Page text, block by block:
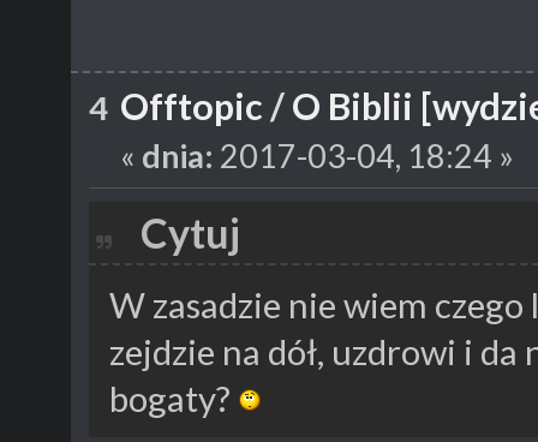
4 Offtopic /O Biblii
« dnia: 2017-03-04, 18:24 »
Cytuj
W zasadzie nie wiem
zejdzie na dół, uzdrowi i
bogaty?